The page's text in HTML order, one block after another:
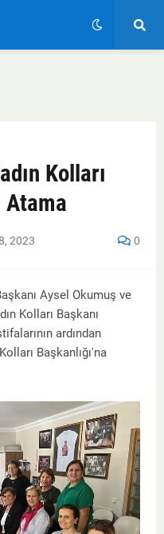
Kolları
Atama
2023 0
Aysel Okumuş ve
Kolları Başkanı
ardından
Başkanlığı'na